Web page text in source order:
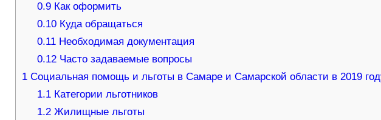
0.9 Как оформить
0.10 Куда обращаться
0.11 Необходимая документация
0.12 Часто задаваемые вопросы
1Социальная помощь и льготы в Самаре и Самарской области в 2019
1.1 Категории льготников
1.2 Жилищные льготы